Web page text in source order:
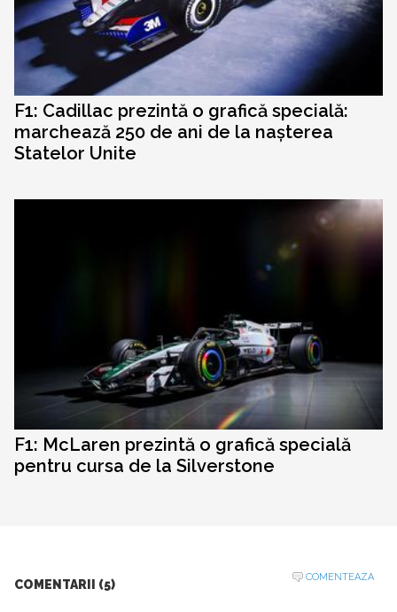
F1: Cadillac prezintă o grafică specială:
marchează 250 de ani de la nașterea
Statelor Unite
F1: McLaren prezintă o grafică specială
pentru cursa de la Silverstone
COMENTARII (5)
COMENTEAZA